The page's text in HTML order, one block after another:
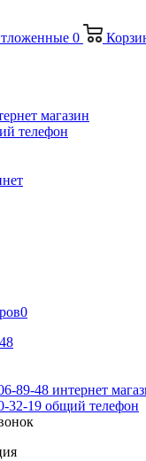
0
магазин
телефон
0
89-48 интернет
32-19 общий телефон